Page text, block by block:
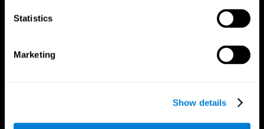
Statistics
Marketing
Show details